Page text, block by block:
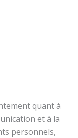
quant à
et à la
personnels,